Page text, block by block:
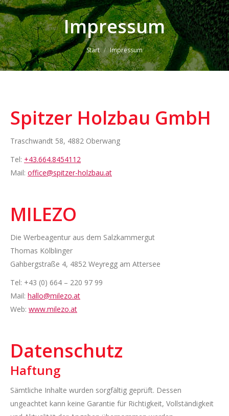
Impressum
Sie befinden sich hier: Start Impressum
Spitzer Holzbau GmbH
Traschwandt 58, 4882 Oberwang
Tel: +43.664.8454112
Mail: office@spitzer-holzbau.at
MILEZO
Die Werbeagentur aus dem Salzkammergut
Thomas Kölblinger
Gahbergstraße 4, 4852 Weyregg am Attersee
Tel: +43 (0) 664 – 220 97 99
Mail: hallo@milezo.at
Web: www.milezo.at
Datenschutz
Haftung
Sämtliche Inhalte wurden sorgfältig geprüft. Dessen
ungeachtet kann keine Garantie für Richtigkeit, Vollständigkeit